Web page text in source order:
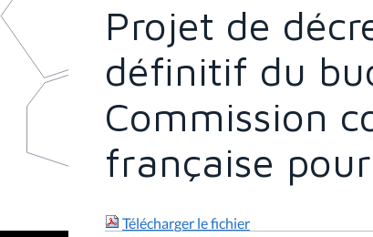
:
Projet de
définitif du
Commission
française
Télécharger le fichier